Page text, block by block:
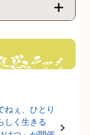
ぇ、ひとり
しく生きる